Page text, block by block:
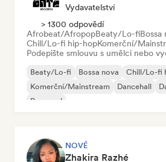
Vydavatelství
> 1300 odpovědí
Afrobeat/AfropopBeaty/Lo-fiBossa
Chill/Lo-fi hip-hopKomerční/
Podepište smlouvu s umělci nebo
Beaty/Lo-fi Bossa nova
Chill/Lo-fi
Komerční/Mainstream
Dancehall
Pop-soul
NOVÉ
Zhakira Razhé